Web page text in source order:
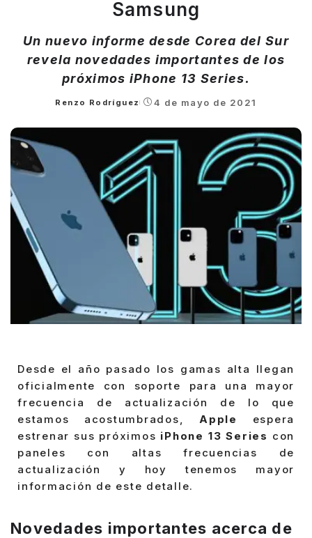
Samsung
Un nuevo informe desde Corea del Sur
revela novedades importantes de los
próximos iPhone 13 Series.
Posted
Renzo Rodríguez 4 de mayo de 2021
Desde el año pasado los gamas alta llegan
oficialmente con soporte para una mayor
frecuencia de actualización de lo que
estamos acostumbrados,Apple espera
estrenar sus próximos iPhone 13 Series con
paneles con altas frecuencias de
actualización y hoy tenemos mayor
información de este detalle.
Novedades importantes acerca de